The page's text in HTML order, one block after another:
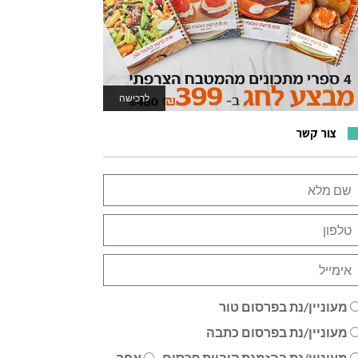
לרכישה
לאתר המשחקים
צור קשר
מעוניין/נת בפרסום טור
מעוניין/נת בפרסום כתבה